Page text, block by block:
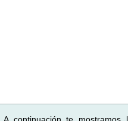
A continuación te mostramos